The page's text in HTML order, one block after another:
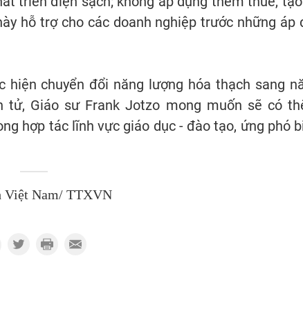
hỗ trợ cho các doanh nghiệp trước những áp
chuyển đổi năng lượng hóa thạch sang
tử, Giáo sư Frank Jotzo mong muốn sẽ có
hợp tác lĩnh vực giáo dục - đào tạo, ứng phó
Việt Nam/ TTXVN